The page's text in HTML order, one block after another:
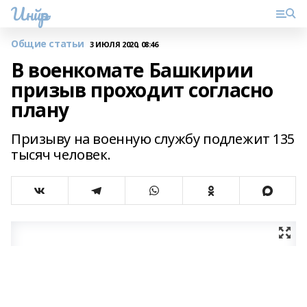
Инйәр
Общие статьи 3 ИЮЛЯ 2020, 08:46
В военкомате Башкирии
призыв проходит согласно
плану
Призыву на военную службу подлежит 135
тысяч человек.